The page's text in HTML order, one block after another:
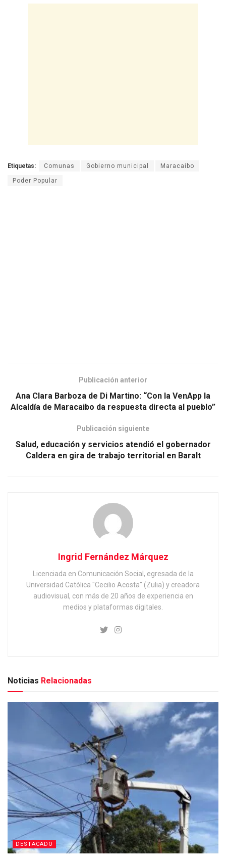
Etiquetas: Comunas Gobierno municipal Maracaibo
Poder Popular
Publicación anterior
Ana Clara Barboza de Di Martino: “Con la VenApp la
Alcaldía de Maracaibo da respuesta directa al pueblo”
Publicación siguiente
Salud, educación y servicios atendió el gobernador
Caldera en gira de trabajo territorial en Baralt
Ingrid Fernández Márquez
Licenciada en Comunicación Social, egresada de la
Universidad Católica "Cecilio Acosta" (Zulia) y creadora
audiovisual, con más de 20 años de experiencia en
medios y plataformas digitales.
Noticias Relacionadas
DESTACADO